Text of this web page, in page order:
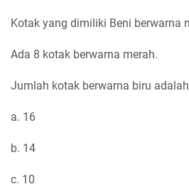
Kotak yang dimiliki Beni berwarna
Ada 8 kotak berwarna merah.
Jumlah kotak berwarna biru
a. 16
b. 14
c. 10